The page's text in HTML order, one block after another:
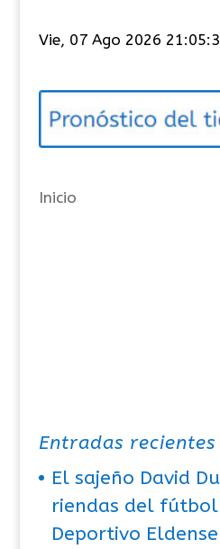
e
o
í
s
Vie, 07 Ago 2026
Inicio
Entradas recientes
El sajeño David
riendas del
Deportivo